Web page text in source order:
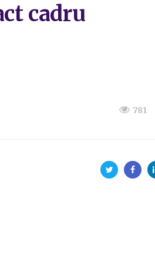
cadru
781